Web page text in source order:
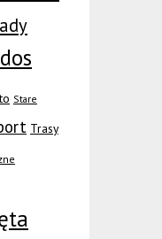
Stare
Trasy